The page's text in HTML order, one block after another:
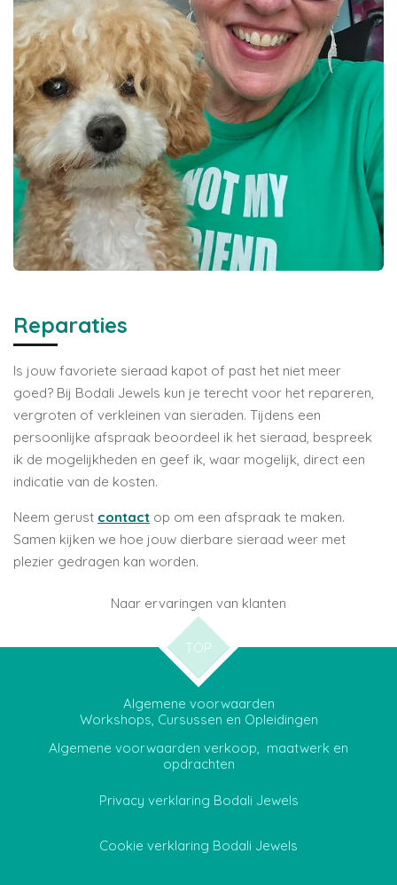
Reparaties
Is jouw favoriete sieraad kapot of past het niet meer
goed? Bij Bodali Jewels kun je terecht voor het repareren,
vergroten of verkleinen van sieraden. Tijdens een
persoonlijke afspraak beoordeel ik het sieraad, bespreek
ik de mogelijkheden en geef ik, waar mogelijk, direct een
indicatie van de kosten.
Neem gerust contact op om een afspraak te maken.
Samen kijken we hoe jouw dierbare sieraad weer met
plezier gedragen kan worden.
Naar ervaringen van klanten
TOP
Algemene voorwaarden
Workshops, Cursussen en Opleidingen
Algemene voorwaarden verkoop, maatwerk en
opdrachten
Privacy verklaring Bodali Jewels
Cookie verklaring Bodali Jewels